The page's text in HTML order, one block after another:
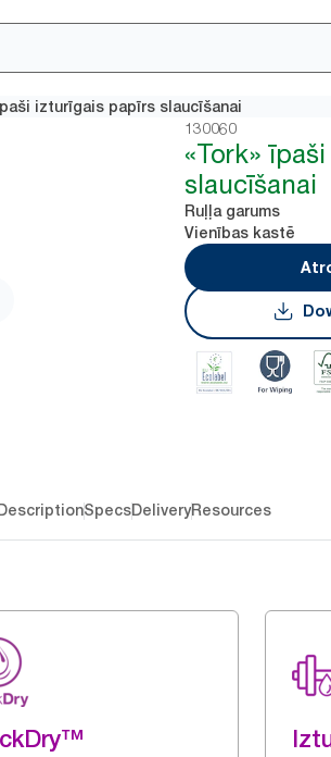
izturīgais papīrs slaucīšanai
130060
«Tork»
slaucīšanai
Ruļļa garums
Vienības kastē
SpecsDeliveryResources